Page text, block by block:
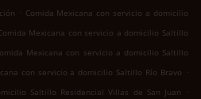
. Comida Mexicana con servicio a domicilio
Mexicana con servicio a domicilio Saltillo
Mexicana con servicio a domicilio Saltillo
con servicio a domicilio Saltillo Río Bravo .
Saltillo Residencial Villas de San Juan
.